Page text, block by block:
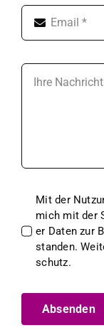
Mit der
mich mit der
er Dat­en zur
standen.
schutz.
Absenden